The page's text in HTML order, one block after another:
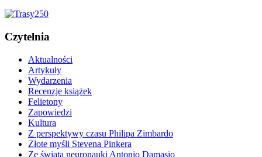
Czytelnia
Aktualności
Artykuły
Wydarzenia
Recenzje książek
Felietony
Zapowiedzi
Kultura
Z perspektywy czasu Philipa Zimbardo
Złote myśli Stevena Pinkera
Ze świata neuronauki Antonio Damasio